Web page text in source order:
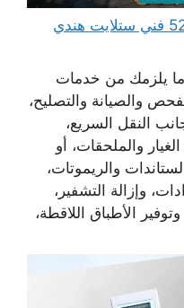
فني ستلايت المطلاع 52227330 فني ستلايت هندي
يلزمك من خدمات
والصيانة والتصليح،
النقل السريع،
والملحقات، أو
والريموتات،
وإزالة التشفير،
الأطباق اللاقطة،